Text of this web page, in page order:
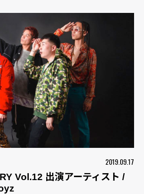
2019.09.17
Vol.12 出演アーティスト /